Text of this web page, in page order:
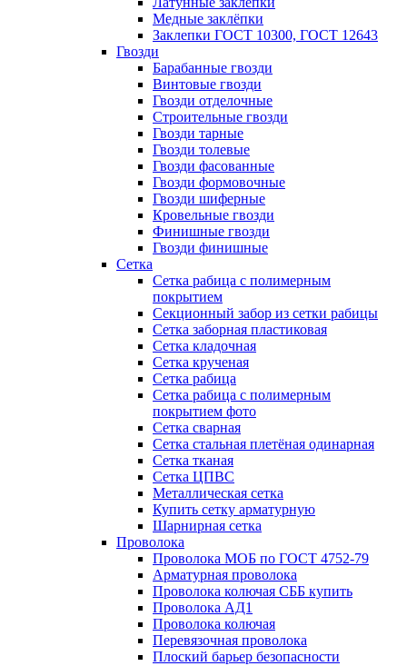
Медные заклёпки
Заклепки ГОСТ 10300, ГОСТ 12643
Гвозди
Барабанные гвозди
Винтовые гвозди
Гвозди отделочные
Строительные гвозди
Гвозди тарные
Гвозди толевые
Гвозди фасованные
Гвозди формовочные
Гвозди шиферные
Кровельные гвозди
Финишные гвозди
Гвозди финишные
Сетка
Сетка рабица с полимерным
покрытием
Секционный забор из сетки рабицы
Сетка заборная пластиковая
Сетка кладочная
Сетка крученая
Сетка рабица
Сетка рабица с полимерным
покрытием фото
Сетка сварная
Сетка стальная плетёная одинарная
Сетка тканая
Сетка ЦПВС
Металлическая сетка
Купить сетку арматурную
Шарнирная сетка
Проволока
Проволока МОБ по ГОСТ 4752-79
Арматурная проволока
Проволока колючая СББ купить
Проволока АД1
Проволока колючая
Перевязочная проволока
Плоский барьер безопасности